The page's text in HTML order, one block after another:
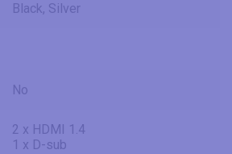
Black, Silver
No
2 x HDMI 1.4
1 x D-sub